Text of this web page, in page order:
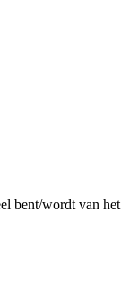
bent/wordt van het